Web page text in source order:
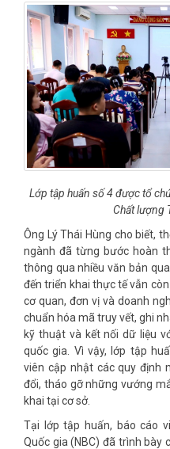
Lớp tập huấn số 4 được tổ
Chất lượng
Ông Lý Thái Hùng cho biết,
ngành đã từng bước hoàn
thông qua nhiều văn bản
đến triển khai thực tế vẫn
cơ quan, đơn vị và doanh
chuẩn hóa mã truy vết, ghi
kỹ thuật và kết nối dữ liệu
quốc gia. Vì vậy, lớp tập
viên cập nhật các quy định
đổi, tháo gỡ những vướng
khai tại cơ sở.
Tại lớp tập huấn, báo cáo
Quốc gia (NBC) đã trình bày